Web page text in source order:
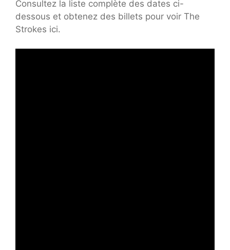
Consultez la liste complète des dates ci-
dessous et obtenez des billets pour voir The
Strokes ici.